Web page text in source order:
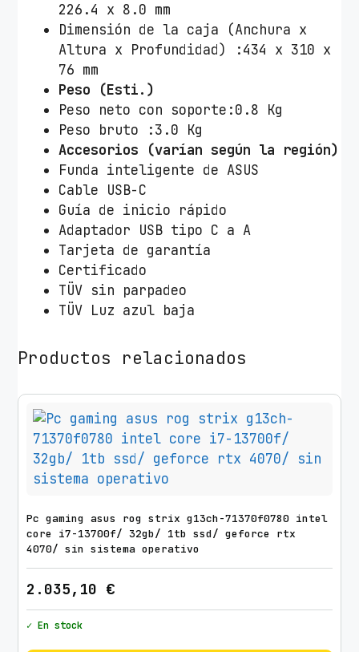
226.4 x 8.0 mm
Dimensión de la caja (Anchura x
Altura x Profundidad) :434 x 310 x
76 mm
Peso (Esti.)
Peso neto con soporte:0.8 Kg
Peso bruto :3.0 Kg
Accesorios (varían según la región)
Funda inteligente de ASUS
Cable USB-C
Guía de inicio rápido
Adaptador USB tipo C a A
Tarjeta de garantía
Certificado
TÜV sin parpadeo
TÜV Luz azul baja
Productos relacionados
Pc gaming asus rog strix g13ch-71370f0780 intel
core i7-13700f/ 32gb/ 1tb ssd/ geforce rtx
4070/ sin sistema operativo
2.035,10 €
✓ En stock